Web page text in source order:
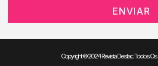
ENVIAR
Copyright © 2024 Revista Destac. Todos Os